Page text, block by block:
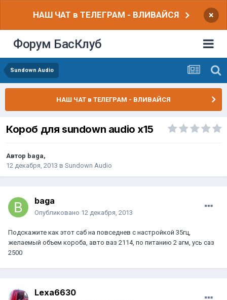
НАШ ЧАТ в ТЕЛЕГРАМ - ВЛИВАЙСЯ ×
Форум БасКлуб
Sundown Audio
НАШ ЧАТ в ТЕЛЕГРАМ - ВЛИВАЙСЯ
Короб для sundown audio x15
Автор baga,
12 декабря, 2013 в Sundown Audio
baga
Опубликовано 12 декабря, 2013
Подскажите как этот саб на повседнев с настройкой 35гц,
желаемый объем короба, авто ваз 2114, по питанию 2 агм, усь саз
2500
Lexa6630